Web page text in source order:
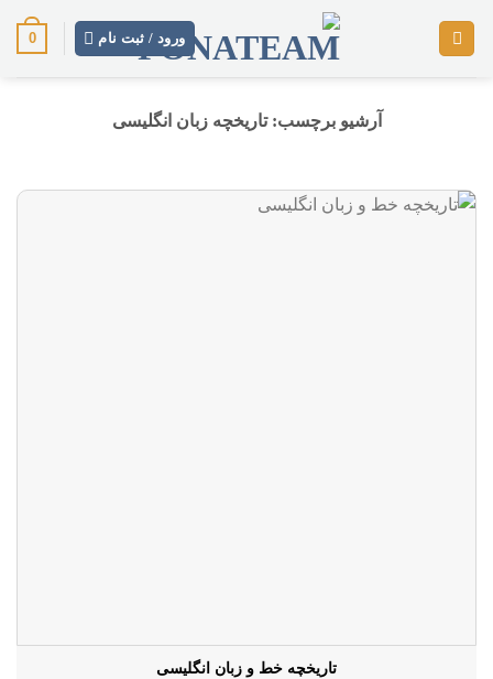
ورود / ثبت نام 0
آرشیو برچسب:تاریخچه زبان انگلیسی
تاریخچه خط و زبان انگلیسی